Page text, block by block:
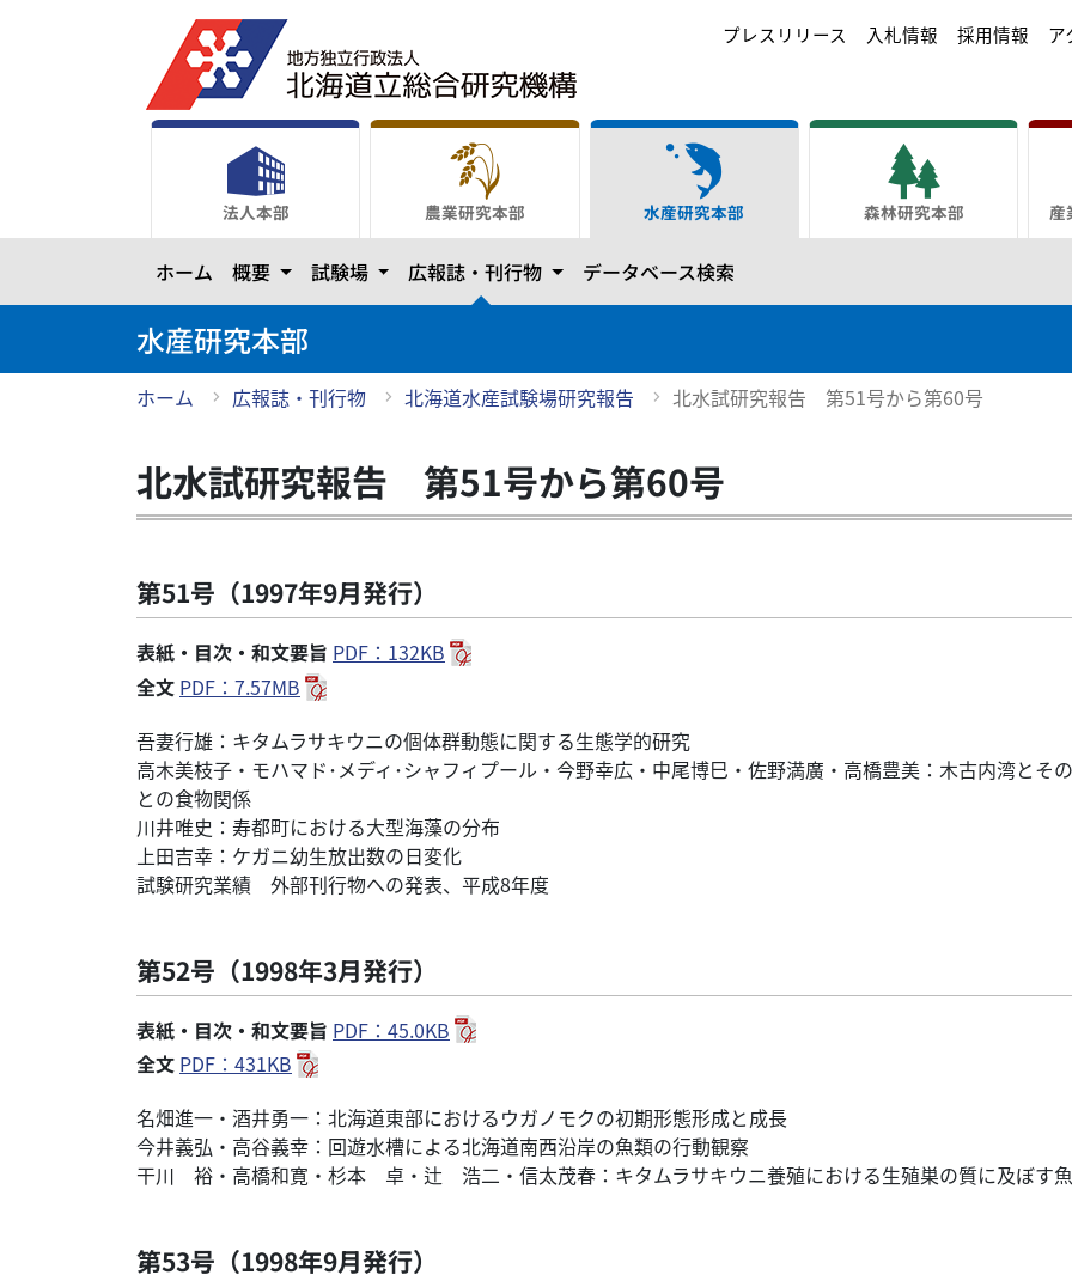
に
キ
プレスリリース 入札情報 採用情報 ア
法人本部 農業研究本部 水産研究本部
ホーム 概要 カテゴリーを開きます
試験場 カテゴリーを開きます
広報誌・刊行物 カテゴリーを開きます
データベース検索
森林研究本部 産
水産研究本部
ホーム 広報誌・刊行物 北海道水産試験場研究報告 北水試研究報告 第51号から第60号
北水試研究報告 第51号から第60号
第51号（1997年9月発行）
表紙・目次・和文要旨 PDF：132KB
全文 PDF：7.57MB
吾妻行雄：キタムラサキウニの個体群動態に関する生態学的研究
高木美枝子・モハマド･メディ･シャフィプール・今野幸広・中尾博巳・佐野満廣・高橋豊美：木古内湾とそ
との食物関係
川井唯史：寿都町における大型海藻の分布
上田吉幸：ケガニ幼生放出数の日変化
試験研究業績 外部刊行物への発表、平成8年度
第52号（1998年3月発行）
表紙・目次・和文要旨 PDF：45.0KB
全文 PDF：431KB
名畑進一・酒井勇一：北海道東部におけるウガノモクの初期形態形成と成長
今井義弘・高谷義幸：回遊水槽による北海道南西沿岸の魚類の行動観察
干川 裕・高橋和寛・杉本 卓・辻 浩二・信太茂春：キタムラサキウニ養殖における生殖巣の質に及ぼす
第53号（1998年9月発行）